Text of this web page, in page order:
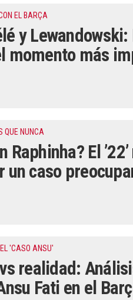
EL BARÇA
y
momento más
QUE NUNCA
Raphinha? El
un caso
'CASO ANSU'
realidad:
Fati en el